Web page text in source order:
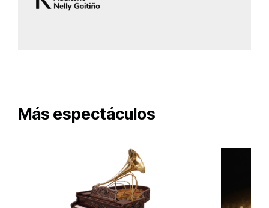
Más espectáculos